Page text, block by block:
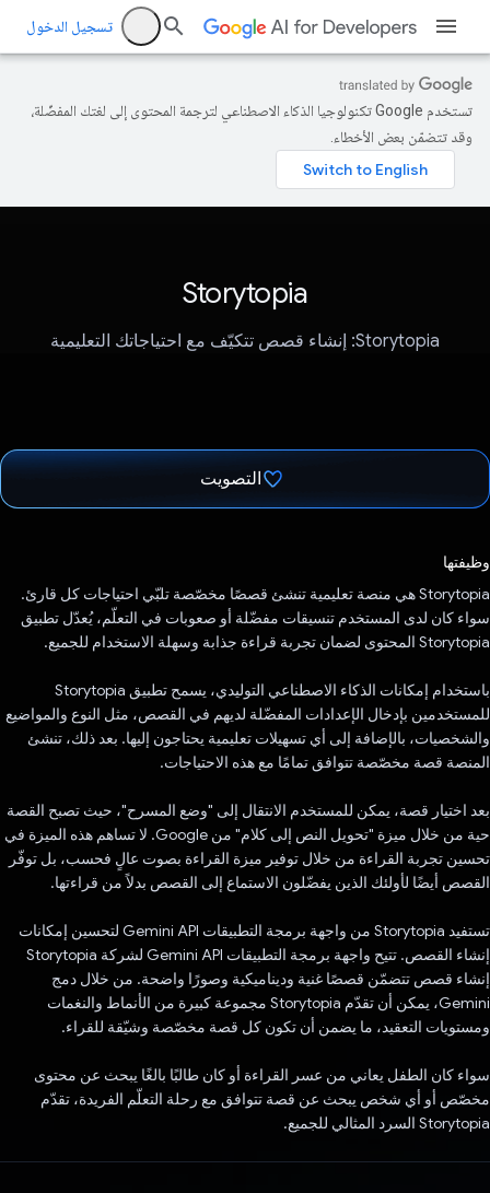
تسجيل الدخول
تستخدم Google تكنولوجيا الذكاء الاصطناعي لترجمة المحتوى إلى لغتك المفضّلة،
وقد تتضمّن بعض الأخطاء.
Storytopia
Storytopia: إنشاء قصص تتكيّف مع احتياجاتك التعليمية
التصويت
وظيفتها
Storytopia هي منصة تعليمية تنشئ قصصًا مخصّصة تلبّي احتياجات كل قارئ.
سواء كان لدى المستخدم تنسيقات مفضّلة أو صعوبات في التعلّم، يُعدّل تطبيق
Storytopia المحتوى لضمان تجربة قراءة جذابة وسهلة الاستخدام للجميع.
باستخدام إمكانات الذكاء الاصطناعي التوليدي، يسمح تطبيق Storytopia
للمستخدمين بإدخال الإعدادات المفضّلة لديهم في القصص، مثل النوع والمواضيع
والشخصيات، بالإضافة إلى أي تسهيلات تعليمية يحتاجون إليها. بعد ذلك، تنشئ
المنصة قصة مخصّصة تتوافق تمامًا مع هذه الاحتياجات.
بعد اختيار قصة، يمكن للمستخدم الانتقال إلى "وضع المسرح"، حيث تصبح القصة
حية من خلال ميزة "تحويل النص إلى كلام" من Google. لا تساهم هذه الميزة في
تحسين تجربة القراءة من خلال توفير ميزة القراءة بصوت عالٍ فحسب، بل توفّر
القصص أيضًا لأولئك الذين يفضّلون الاستماع إلى القصص بدلاً من قراءتها.
تستفيد Storytopia من واجهة برمجة التطبيقات Gemini API لتحسين إمكانات
إنشاء القصص. تتيح واجهة برمجة التطبيقات Gemini API لشركة Storytopia
إنشاء قصص تتضمّن قصصًا غنية وديناميكية وصورًا واضحة. من خلال دمج
Gemini، يمكن أن تقدّم Storytopia مجموعة كبيرة من الأنماط والنغمات
ومستويات التعقيد، ما يضمن أن تكون كل قصة مخصّصة وشيّقة للقراء.
سواء كان الطفل يعاني من عسر القراءة أو كان طالبًا بالغًا يبحث عن محتوى
مخصّص أو أي شخص يبحث عن قصة تتوافق مع رحلة التعلّم الفريدة، تقدّم
Storytopia السرد المثالي للجميع.